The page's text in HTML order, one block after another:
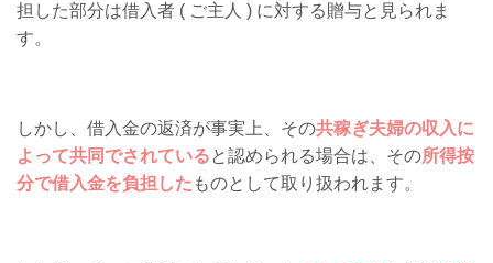
担した部分は借入者 ( ご主人 ) に対する贈与と見られま
す。
しかし、借入金の返済が事実上、その共稼ぎ夫婦の収入に
よって共同でされていると認められる場合は、その所得按
分で借入金を負担した ものとして取り扱われます。